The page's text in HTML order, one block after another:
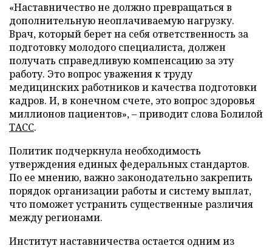
«Наставничество не должно превращаться в
дополнительную неоплачиваемую нагрузку.
Врач, который берет на себя ответственность за
подготовку молодого специалиста, должен
получать справедливую компенсацию за эту
работу. Это вопрос уважения к труду
медицинских работников и качества подготовки
кадров. И, в конечном счете, это вопрос здоровья
миллионов пациентов», – приводит слова Болилой
ТАСС.
Политик подчеркнула необходимость
утверждения единых федеральных стандартов.
По ее мнению, важно законодательно закрепить
порядок организации работы и систему выплат,
что поможет устранить существенные различия
между регионами.
Институт наставничества остается одним из